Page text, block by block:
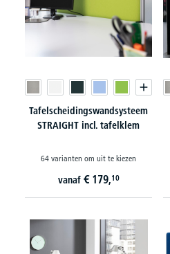
Tafelscheidingswandsysteem
STRAIGHT incl. tafelklem
64 varianten om uit te kiezen
vanaf € 179,10